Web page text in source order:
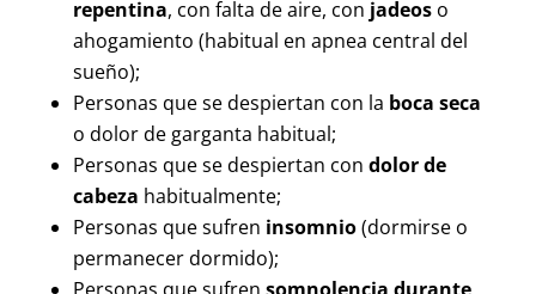
repentina, con falta de aire, con jadeoso
ahogamiento (habitual en apnea central del
sueño);
Personas que se despiertan con la boca seca
o dolor de garganta habitual;
Personas que se despiertan con dolor de
cabeza habitualmente;
Personas que sufren insomnio(dormirse o
permanecer dormido);